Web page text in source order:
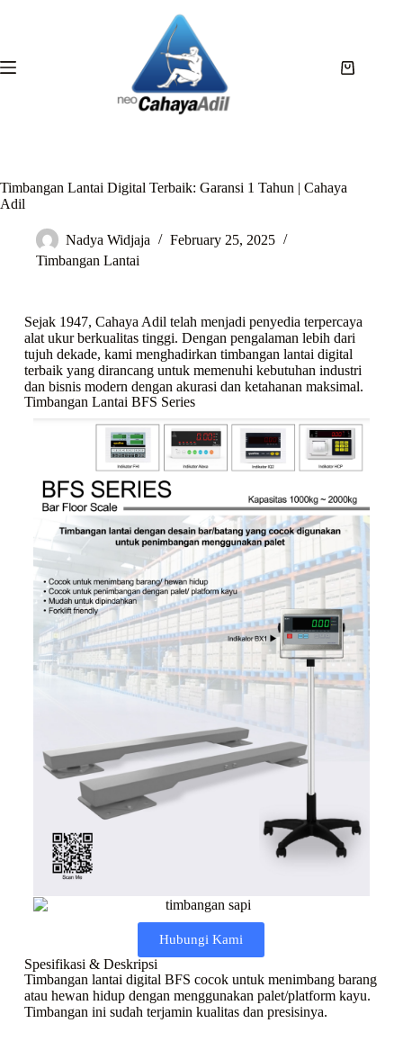
Timbangan Lantai Digital Terbaik: Garansi 1 Tahun | Cahaya
Adil
Nadya Widjaja
February 25, 2025
Timbangan Lantai
Sejak 1947, Cahaya Adil telah menjadi penyedia terpercaya
alat ukur berkualitas tinggi. Dengan pengalaman lebih dari
tujuh dekade, kami menghadirkan timbangan lantai digital
terbaik yang dirancang untuk memenuhi kebutuhan industri
dan bisnis modern dengan akurasi dan ketahanan maksimal.
Timbangan Lantai BFS Series
Hubungi Kami
Spesifikasi & Deskripsi
Timbangan lantai digital BFS cocok untuk menimbang barang
atau hewan hidup dengan menggunakan palet/platform kayu.
Timbangan ini sudah terjamin kualitas dan presisinya.